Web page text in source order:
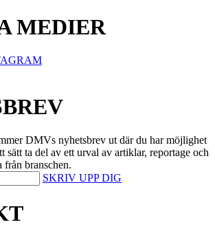
MEDIER
DMVs nyhetsbrev ut där du har möjlighet
sätt ta del av ett urval av artiklar, reportage och
från branschen.
SKRIV UPP DIG